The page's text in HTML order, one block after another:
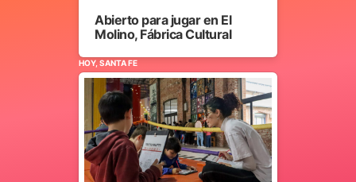
Abierto para jugar en El
Molino, Fábrica Cultural
HOY, SANTA FE